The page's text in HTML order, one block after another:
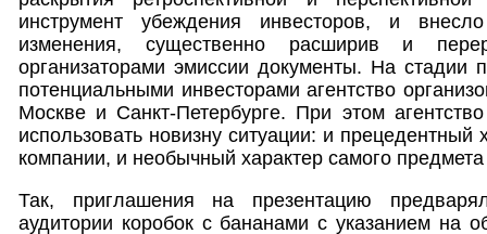
инструмент убеждения инвесторов, и
изменения, существенно расширив и
организаторами эмиссии документы. На стадии
потенциальными инвесторами агентство
Москве и Санкт-Петербурге. При этом
использовать новизну ситуации: и прецедентный
компании, и необычный характер самого предмета
Так, приглашения на презентацию
аудитории коробок с бананами с указанием на